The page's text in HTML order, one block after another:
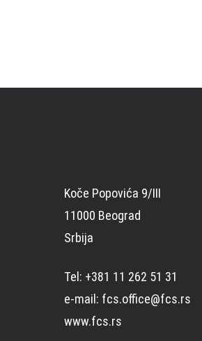
Koče Popovića 9/III
11000 Beograd
Srbija
Tel: +381 11 262 51 31
e-mail: fcs.office@fcs.rs
www.fcs.rs